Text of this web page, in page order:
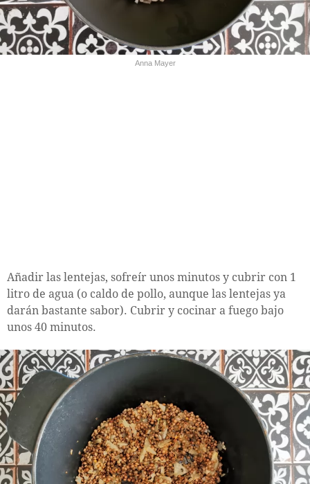
Anna Mayer
Añadir las lentejas, sofreír unos minutos y cubrir con 1
litro de agua (o caldo de pollo, aunque las lentejas ya
darán bastante sabor). Cubrir y cocinar a fuego bajo
unos 40 minutos.